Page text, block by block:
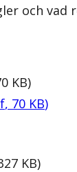
och
KB)
, 70 KB)
KB)